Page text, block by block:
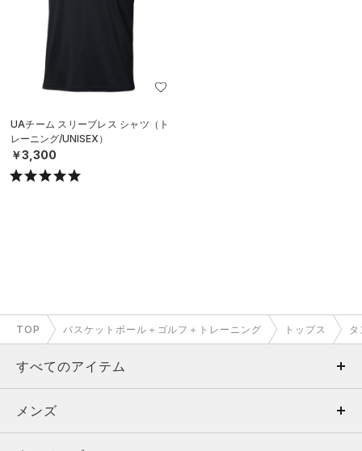
UAチーム スリーブレス シャツ（ト
レーニング/UNISEX）
￥3,300
TOP バスケットボール＋ゴルフ＋トレーニング トップス
すべてのアイテム
メンズ
メンズ